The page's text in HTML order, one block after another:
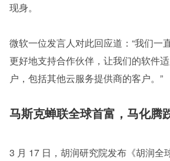
现身。
微软一位发言人对此回应道：“我们一
更好地支持合作伙伴，让我们的软件
户，包括其他云服务提供商的客户。”
马斯克蝉联全球首富，马化腾
3 月 17 日，胡润研究院发布《胡润全